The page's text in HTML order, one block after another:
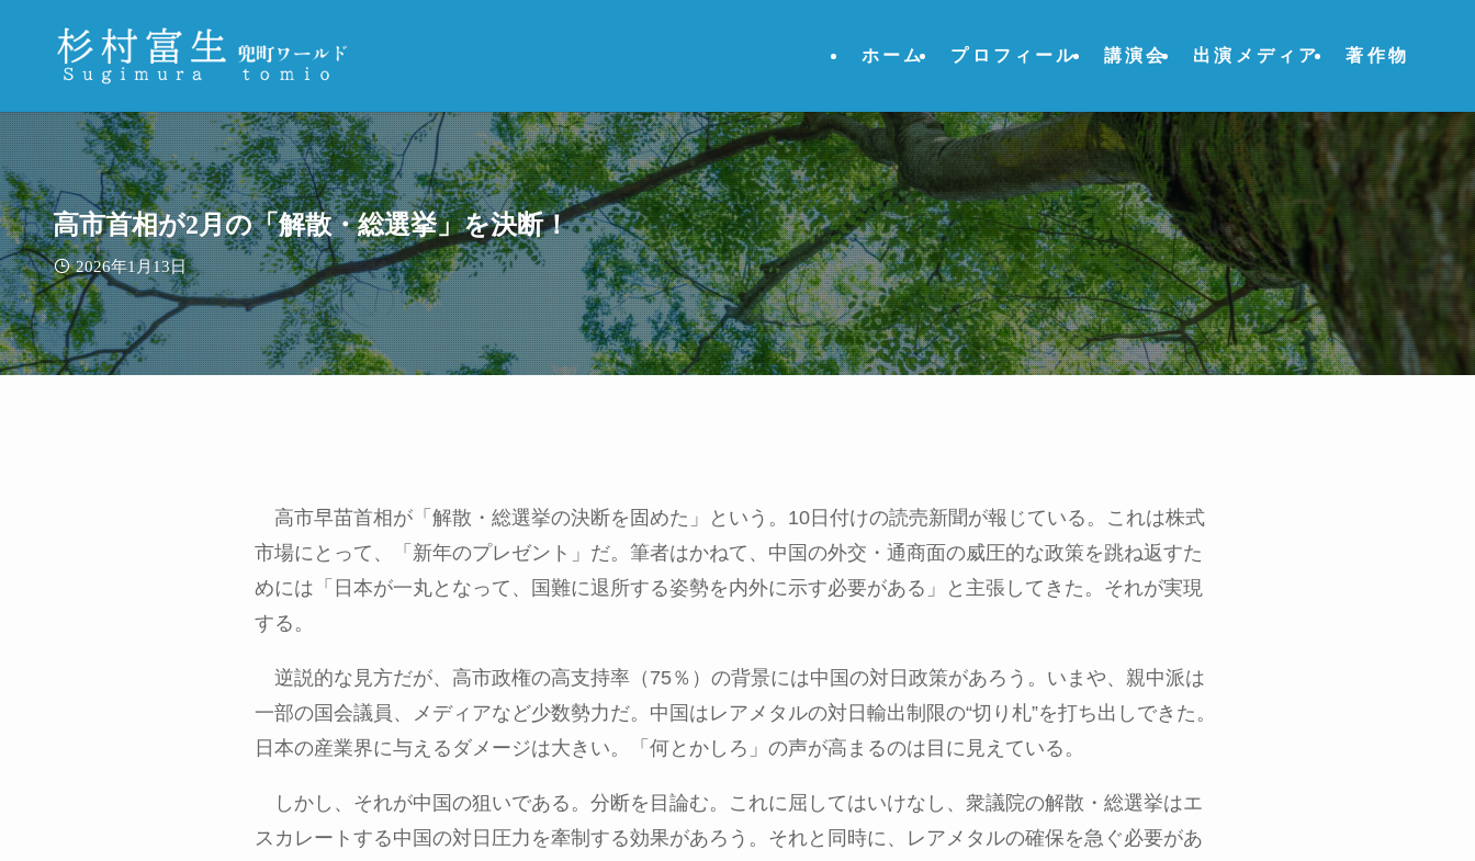
ホーム プロフィール 講演会 出演メディア 著作物
高市首相が2月の「解散・総選挙」を決断！
2026年1月13日
高市早苗首相が「解散・総選挙の決断を固めた」という。 10 日付けの読売新聞が報じている。これは株式
市場にとって、「新年のプレゼント」だ。筆者はかねて、中国の外交・通商面の威圧的な政策を跳ね返すた
めには「日本が一丸となって、国難に退所する姿勢を内外に示す必要がある」と主張してきた。それが実現
する。
逆説的な見方だが、高市政権の高支持率（ 75％）の背景には中国の対日政策があろう。いまや、親中派は
一部の国会議員、メディアなど少数勢力だ。中国はレアメタルの対日輸出制限の“切り札”を打ち出しできた。
日本の産業界に与えるダメージは大きい。「何とかしろ」の声が高まるのは目に見えている。
しかし、それが中国の狙いである。分断を目論む。これに屈してはいけなし、衆議院の解散・総選挙はエ
スカレートする中国の対日圧力を牽制する効果があろう。それと同時に、レアメタルの確保を急ぐ必要があ